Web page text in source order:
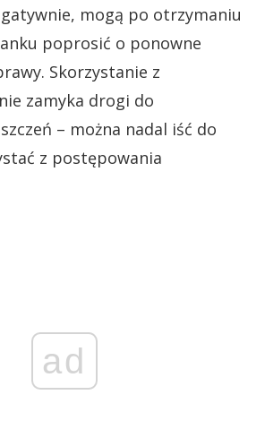
mogą po otrzymaniu
poprosić o ponowne
Skorzystanie z
zamyka drogi do
– można nadal iść do
z postępowania
ad